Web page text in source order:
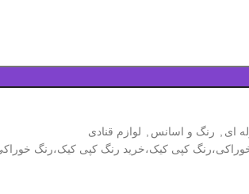
ای رنگ و اسانس
لوازم قنادی
کپی کیک،خرید رنگ کپی کیک،رنگ